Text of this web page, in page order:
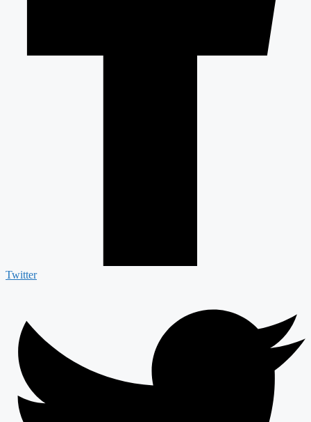
Twitter